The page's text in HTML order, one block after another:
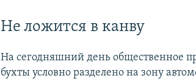
Не ложится в канву
На сегодняшний день общественное
бухты условно разделено на зону